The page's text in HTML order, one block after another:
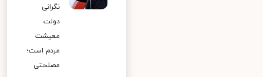
نگرانی
دولت
معیشت
مردم است؛
مصلحتی